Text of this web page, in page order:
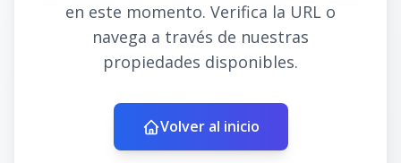
en este momento. Verifica la URL o
navega a través de nuestras
propiedades disponibles.
Volver al inicio